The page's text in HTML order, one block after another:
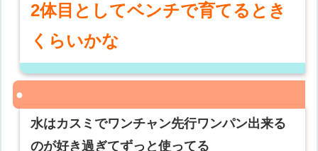
2体目としてベンチで育てるとき
くらいかな
水はカスミでワンチャン先行ワンパン出来る
のが好き過ぎてずっと使ってる